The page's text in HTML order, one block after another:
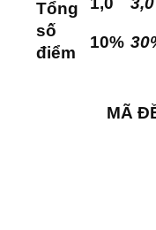
Tổng
số
điểm
10%
MÃ